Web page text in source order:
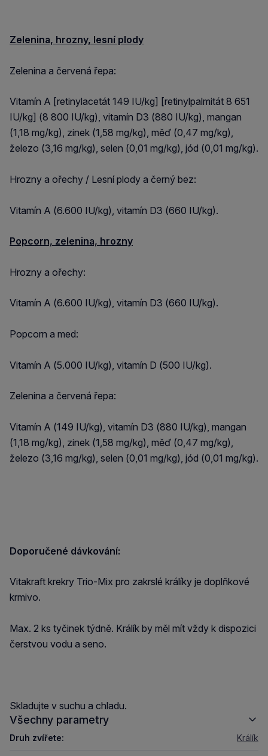
Zelenina, hrozny, lesní plody
Zelenina a červená řepa:
Vitamín A [retinylacetát 149 IU/kg] [retinylpalmitát 8 651
IU/kg] (8 800 IU/kg), vitamín D3 (880 IU/kg), mangan
(1,18 mg/kg), zinek (1,58 mg/kg), měď (0,47 mg/kg),
železo (3,16 mg/kg), selen (0,01 mg/kg), jód (0,01 mg/kg).
Hrozny a ořechy / Lesní plody a černý bez:
Vitamín A (6.600 IU/kg), vitamín D3 (660 IU/kg).
Popcorn, zelenina, hrozny
Hrozny a ořechy:
Vitamín A (6.600 IU/kg), vitamín D3 (660 IU/kg).
Popcorn a med:
Vitamín A (5.000 IU/kg), vitamín D (500 IU/kg).
Zelenina a červená řepa:
Vitamín A (149 IU/kg), vitamín D3 (880 IU/kg), mangan
(1,18 mg/kg), zinek (1,58 mg/kg), měď (0,47 mg/kg),
železo (3,16 mg/kg), selen (0,01 mg/kg), jód (0,01 mg/kg).
Doporučené dávkování:
Vitakraft krekry Trio-Mix pro zakrslé králíky je doplňkové
krmivo.
Max. 2 ks tyčinek týdně. Králík by měl mít vždy k dispozici
čerstvou vodu a seno.
Skladujte v suchu a chladu.
Všechny parametry
Druh zvířete: Králík